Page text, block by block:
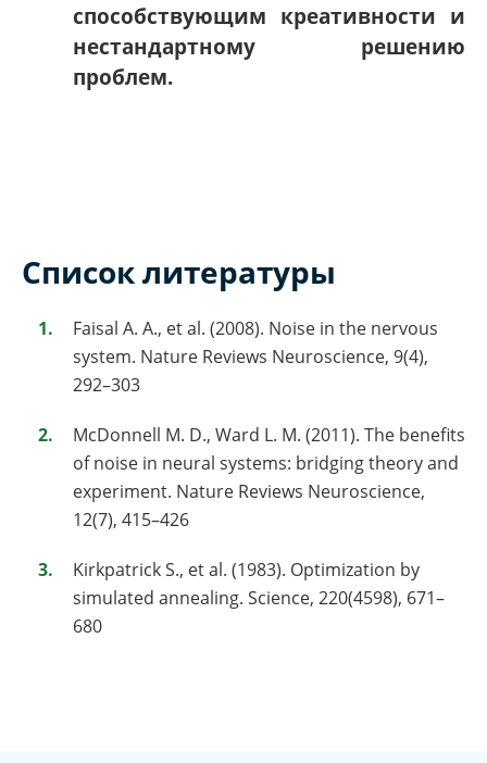
способствующим креативности и
нестандартному решению
проблем.
Список литературы
Faisal A. A., et al. (2008). Noise in the nervous
system. Nature Reviews Neuroscience, 9(4),
292–303
McDonnell M. D., Ward L. M. (2011). The benefits
of noise in neural systems: bridging theory and
experiment. Nature Reviews Neuroscience,
12(7), 415–426
Kirkpatrick S., et al. (1983). Optimization by
simulated annealing. Science, 220(4598), 671–
680